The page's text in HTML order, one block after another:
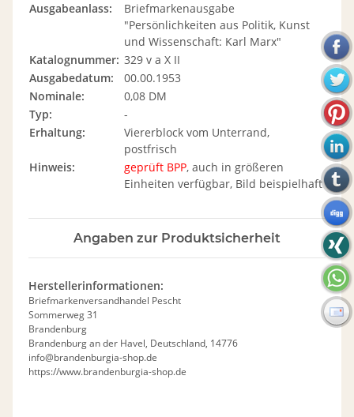
Ausgabeanlass:
Briefmarkenausgabe
"Persönlichkeiten aus Politik, Kunst
und Wissenschaft: Karl Marx"
Katalognummer: 329 v a X II
Ausgabedatum:
00.00.1953
Nominale:
0,08 DM
Typ:
-
Erhaltung:
Viererblock vom Unterrand,
postfrisch
Hinweis:
geprüft BPP, auch in größeren
Einheiten verfügbar, Bild beispielhaft
Angaben zur Produktsicherheit
Herstellerinformationen:
Briefmarkenversandhandel Pescht
Sommerweg 31
Brandenburg
Brandenburg an der Havel, Deutschland, 14776
info@brandenburgia-shop.de
https://www.brandenburgia-shop.de